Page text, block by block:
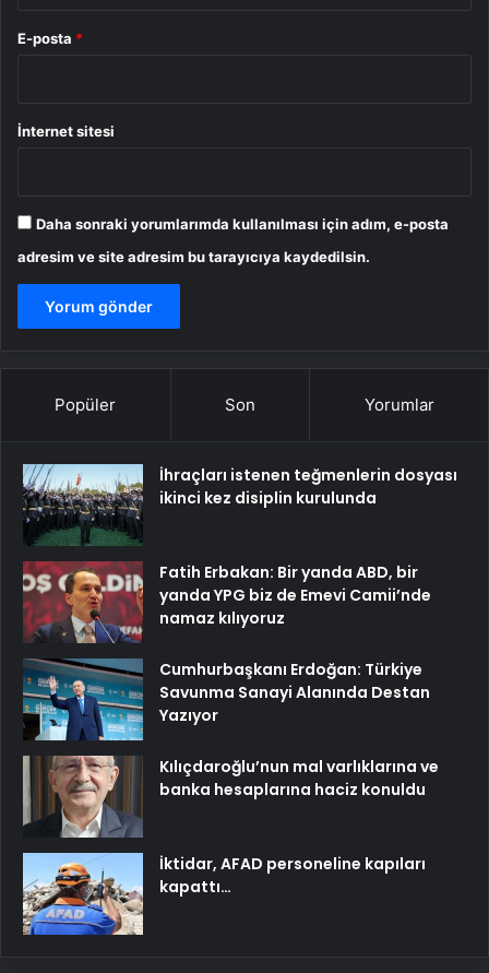
E-posta *
İnternet sitesi
Daha sonraki yorumlarımda kullanılması için adım, e-posta
adresim ve site adresim bu tarayıcıya kaydedilsin.
Popüler Son Yorumlar
İhraçları istenen teğmenlerin dosyası
ikinci kez disiplin kurulunda
Fatih Erbakan: Bir yanda ABD, bir
yanda YPG biz de Emevi Camii’nde
namaz kılıyoruz
Cumhurbaşkanı Erdoğan: Türkiye
Savunma Sanayi Alanında Destan
Yazıyor
Kılıçdaroğlu’nun mal varlıklarına ve
banka hesaplarına haciz konuldu
İktidar, AFAD personeline kapıları
kapattı…